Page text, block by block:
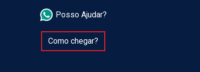
Posso Ajudar?
Como chegar?